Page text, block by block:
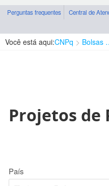
Perguntas frequentes Central de
Você está aqui:CNPq Bolsas
Projetos de
País